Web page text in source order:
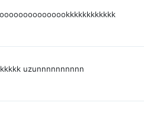
uzunnnnnnnnnn